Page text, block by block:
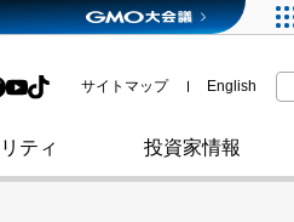
入館方法
取材のお申し込みにつ
その他
ティ
SDGsへの取り組み
政府・自治体からの認定
投資家情報
格付・社債情報
サイトマップ English